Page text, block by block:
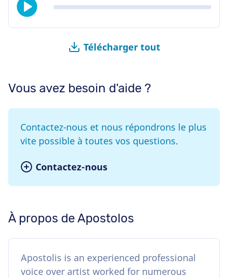
Télécharger tout
Vous avez besoin d'aide ?
Contactez-nous et nous répondrons le plus
vite possible à toutes vos questions.
Contactez-nous
À propos de Apostolos
Apostolis is an experienced professional
voice over artist worked for numerous